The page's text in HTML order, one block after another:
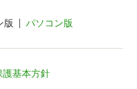
版 パソコン版
護基本方針